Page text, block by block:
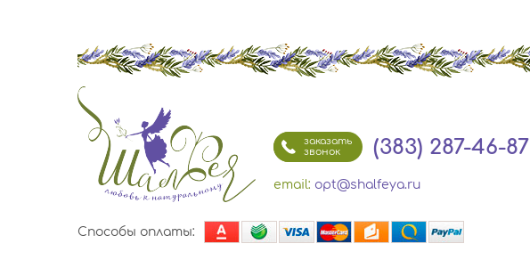
заказать
звонок
(383) 287-46-87
email: opt@shalfeya.ru
Способы оплаты: